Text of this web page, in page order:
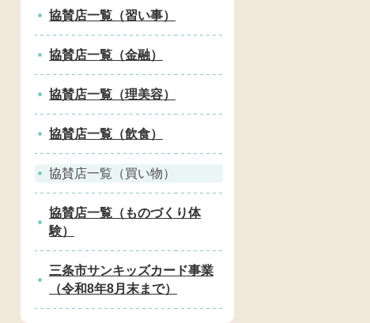
協賛店一覧（習い事）
協賛店一覧（金融）
協賛店一覧（理美容）
協賛店一覧（飲食）
協賛店一覧（買い物）
協賛店一覧（ものづくり体
験）
三条市サンキッズカード事業
（令和8年8月末まで）